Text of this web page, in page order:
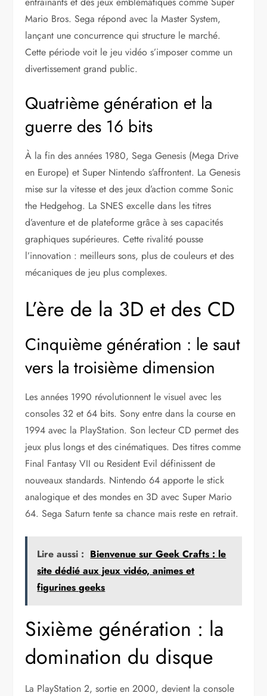
Mario Bros. Sega répond avec la Master System,
lançant une concurrence qui structure le marché.
Cette période voit le jeu vidéo s’imposer comme un
divertissement grand public.
Quatrième génération et la
guerre des 16 bits
À la fin des années 1980, Sega Genesis (Mega Drive
en Europe) et Super Nintendo s’affrontent. La Genesis
mise sur la vitesse et des jeux d’action comme Sonic
the Hedgehog. La SNES excelle dans les titres
d’aventure et de plateforme grâce à ses capacités
graphiques supérieures. Cette rivalité pousse
l’innovation : meilleurs sons, plus de couleurs et des
mécaniques de jeu plus complexes.
L’ère de la 3D et des CD
Cinquième génération : le saut
vers la troisième dimension
Les années 1990 révolutionnent le visuel avec les
consoles 32 et 64 bits. Sony entre dans la course en
1994 avec la PlayStation. Son lecteur CD permet des
jeux plus longs et des cinématiques. Des titres comme
Final Fantasy VII ou Resident Evil définissent de
nouveaux standards. Nintendo 64 apporte le stick
analogique et des mondes en 3D avec Super Mario
64. Sega Saturn tente sa chance mais reste en retrait.
Lire aussi : Bienvenue sur Geek Crafts : le
site dédié aux jeux vidéo, animes et
figurines geeks
Sixième génération : la
domination du disque
La PlayStation 2, sortie en 2000, devient la console